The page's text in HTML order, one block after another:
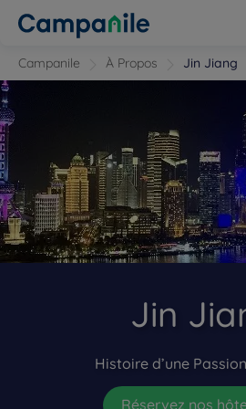
Campanile À Propos Jin Jiang
Jin
Histoire d’une
Réservez nos